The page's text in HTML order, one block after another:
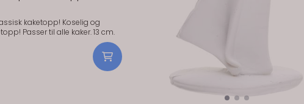
kaketopp! Koselig og